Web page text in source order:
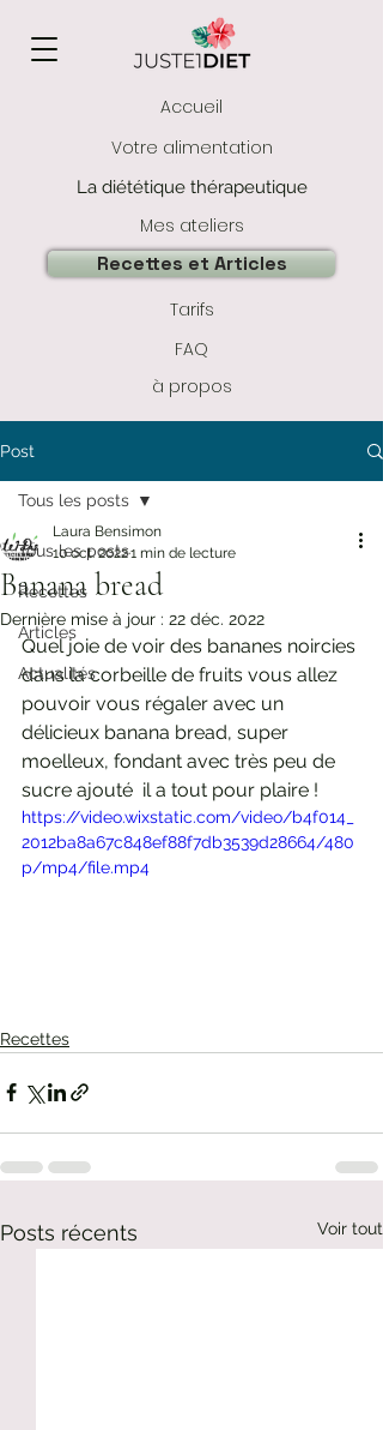
Accueil
Votre alimentation
La diététique thérapeutique
Mes ateliers
Recettes et Articles
Tarifs
FAQ
à propos
Post
Tous les posts
Recettes
Articles
Actualités
Tous les posts
Banana bread
Laura Bensimon
10 oct. 20221 min de lecture
Dernière mise à jour : 22 déc. 2022
Quel joie de voir des bananes noircies
dans la corbeille de fruits vous allez
pouvoir vous régaler avec un
délicieux banana bread, super
moelleux, fondant avec très peu de
sucre ajouté  il a tout pour plaire !
https://video.wixstatic.com/video/b4f014_
2012ba8a67c848ef88f7db3539d28664/480
p/mp4/file.mp4
Recettes
Posts récents Voir tout